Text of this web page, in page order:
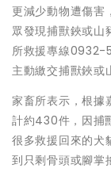
更減少動物遭傷害
眾發現捕獸鋏或山
所救援專線0932-
主動繳交捕獸鋏或
家畜所表示，根據
計約430件，因捕
很多救援回來的犬
到只剩骨頭或腳掌